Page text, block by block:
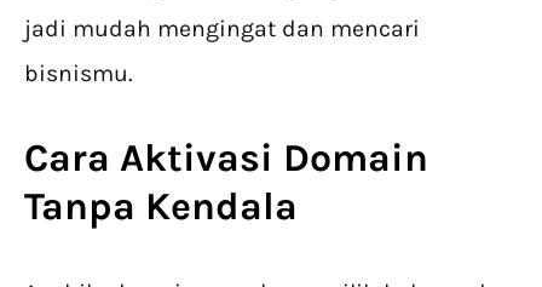
jadi mudah mengingat dan mencari
bisnismu.
Cara Aktivasi Domain
Tanpa Kendala